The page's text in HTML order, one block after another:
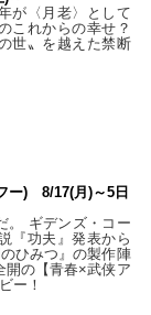
が〈月老〉として
これからの幸せ？
世〟を越えた禁断
ー) 8/17(月)～5日
。 ギデンズ・コー
『功夫』発表から
ひみつ』の製作陣
開の【青春×武侠ア
ー！